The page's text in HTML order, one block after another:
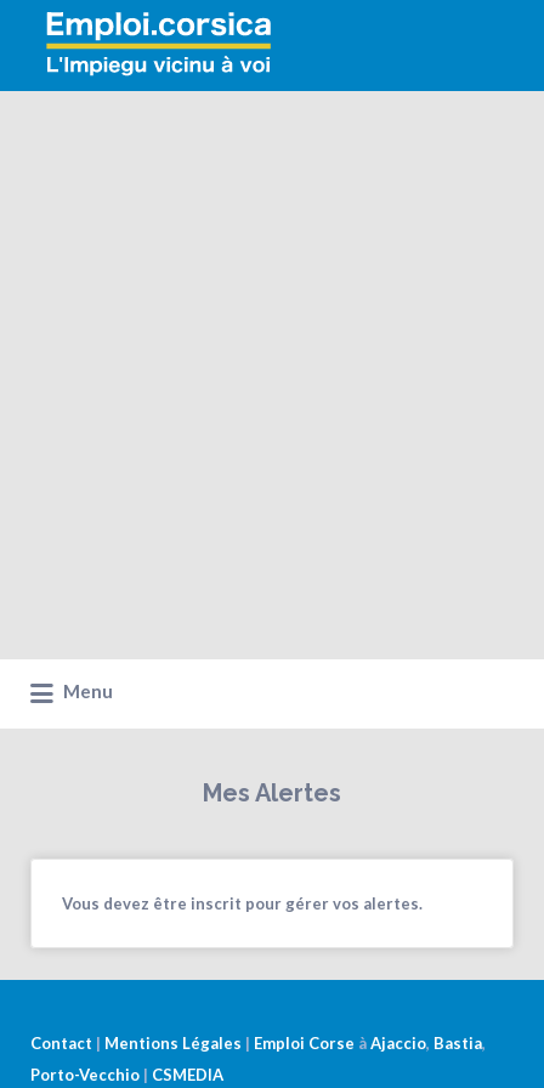
Rechercher:
Menu
Mes Alertes
Vous devez être inscrit pour gérer vos alertes.
Contact | Mentions Légales | Emploi Corse àAjaccio, Bastia,
Porto-Vecchio | CSMEDIA